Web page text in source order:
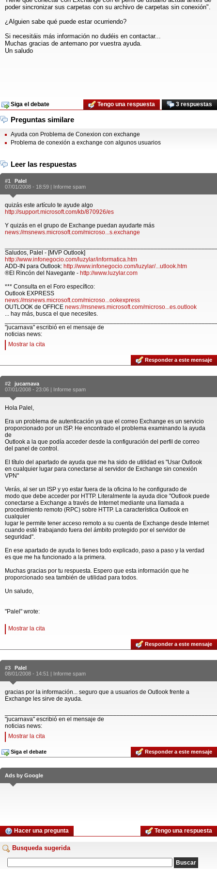
poder sincronizar sus carpetas con su archivo de carpetas sin conexión".
¿Alguien sabe qué puede estar ocurriendo?
Si necesitáis más información no dudéis en contactar...
Muchas gracias de antemano por vuestra ayuda.
Un saludo
Siga el debate 3 respuestas
Tengo una respuesta
Preguntas similare
Ayuda con Problema de Conexion con exchange
Problema de conexión a exchange con algunos usuarios
Leer las respuestas
#1
Palel
07/01/2008 - 18:59 | Informe spam
quizás este artículo te ayude algo
http://support.microsoft.com/kb/870926/es
Y quizás en el grupo de Exchange puedan ayudarte más
news://msnews.microsoft.com/microso...s.exchange
Saludos, Palel - [MVP Outlook]
http://www.infonegocio.com/luzylar/informatica.htm
ADD-IN para Outlook: http://www.infonegocio.com/luzylar/...utlook.htm
®El Rincón del Navegante - http://www.luzylar.com
*** Consulta en el Foro específico:
Outlook EXPRESS
news://msnews.microsoft.com/microso...ookexpress
OUTLOOK de OFFICE news://msnews.microsoft.com/microso...es.outlook
... hay más, busca el que necesites.
"jucarnava" escribió en el mensaje de
noticias news:
Mostrar la cita
Responder a este mensaje
#2
jucarnava
07/01/2008 - 23:06 | Informe spam
Hola Palel,
Era un problema de autenticación ya que el correo Exchange es un servicio
proporcionado por un ISP. He encontrado el problema examinando la ayuda
de
Outlook a la que podía acceder desde la configuración del perfil de correo
del panel de control.
El título del apartado de ayuda que me ha sido de utilidad es "Usar Outlook
en cualquier lugar para conectarse al servidor de Exchange sin conexión
VPN"
Verás, al ser un ISP y yo estar fuera de la oficina lo he configurado de
modo que debe acceder por HTTP. Literalmente la ayuda dice "Outlook puede
conectarse a Exchange a través de Internet mediante una llamada a
procedimiento remoto (RPC) sobre HTTP. La característica Outlook en
cualquier
lugar le permite tener acceso remoto a su cuenta de Exchange desde Internet
cuando esté trabajando fuera del ámbito protegido por el servidor de
seguridad".
En ese apartado de ayuda lo tienes todo explicado, paso a paso y la verdad
es que me ha funcionado a la primera.
Muchas gracias por tu respuesta. Espero que esta información que he
proporcionado sea también de utilidad para todos.
Un saludo,
"Palel" wrote:
Mostrar la cita
Responder a este mensaje
#3
Palel
08/01/2008 - 14:51 | Informe spam
gracias por la información... seguro que a usuarios de Outlook frente a
Exchange les sirve de ayuda.
"jucarnava" escribió en el mensaje de
noticias news:
Mostrar la cita
Siga el debate Responder a este mensaje
Ads by Google
Hacer una pregunta Tengo una respuesta
Busqueda sugerida